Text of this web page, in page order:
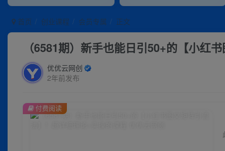
首页 创业课程 会员专属 正文
（6581期）新手也能日引50+的【小红
优优云网创
2年前发布
付费阅读